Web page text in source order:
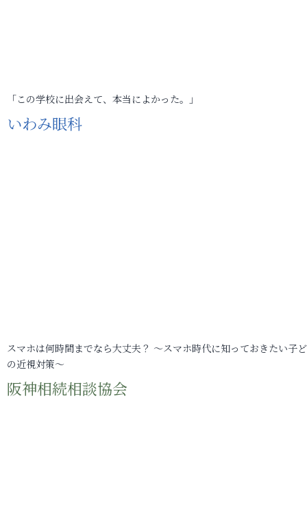
「この学校に出会えて、本当によかった。」
いわみ眼科
スマホは何時間までなら大丈夫？ ～スマホ時代に知っておきたい子
の近視対策～
阪神相続相談協会